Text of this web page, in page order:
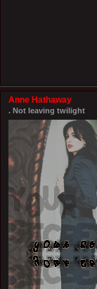
Anne Hathaway
. Not leaving twilight